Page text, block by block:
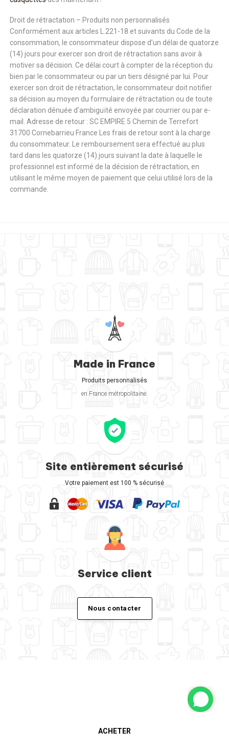
Droit de rétractation – Produits non personnalisés
Conformément aux articles L.221-18 et suivants du Code de la
consommation, le consommateur dispose d’un délai de quatorze
(14) jours pour exercer son droit de rétractation sans avoir à
motiver sa décision. Ce délai court à compter de la réception du
bien par le consommateur ou par un tiers désigné par lui. Pour
exercer son droit de rétractation, le consommateur doit notifier
sa décision au moyen du formulaire de rétractation ou de toute
déclaration dénuée d’ambiguïté envoyée par courrier ou par e-
mail. Adresse de retour : SC EMPIRE 5 Chemin de Terrefort
31700 Cornebarrieu France Les frais de retour sont à la charge
du consommateur. Le remboursement sera effectué au plus
tard dans les quatorze (14) jours suivant la date à laquelle le
professionnel est informé de la décision de rétractation, en
utilisant le même moyen de paiement que celui utilisé lors de la
commande.
Made in France
Produits personnalisés
en France métropolitaine.
Site entièrement sécurisé
Votre paiement est 100 % sécurisé
Service client
Nous contacter
ACHETER